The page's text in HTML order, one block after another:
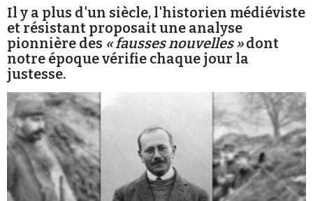
Newsletter
Faire un don
Il y a plus d'un siècle, l'historien médiéviste
et résistant proposait une analyse
pionnière des « fausses nouvelles »dont
notre époque vérifie chaque jour la
justesse.